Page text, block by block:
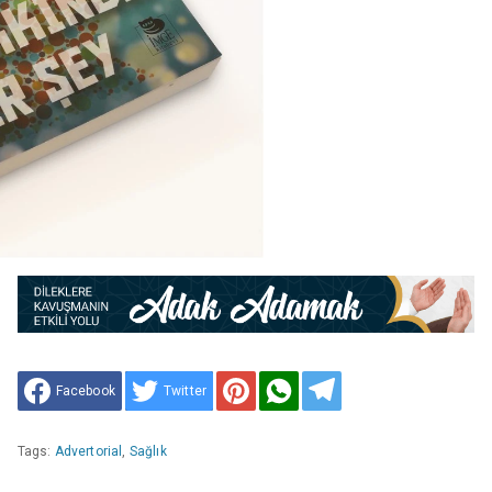
Facebook Twitter
Tags: Advertorial , Sağlık